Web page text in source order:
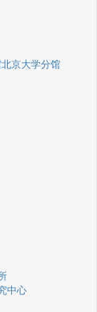
京大学分馆
中心